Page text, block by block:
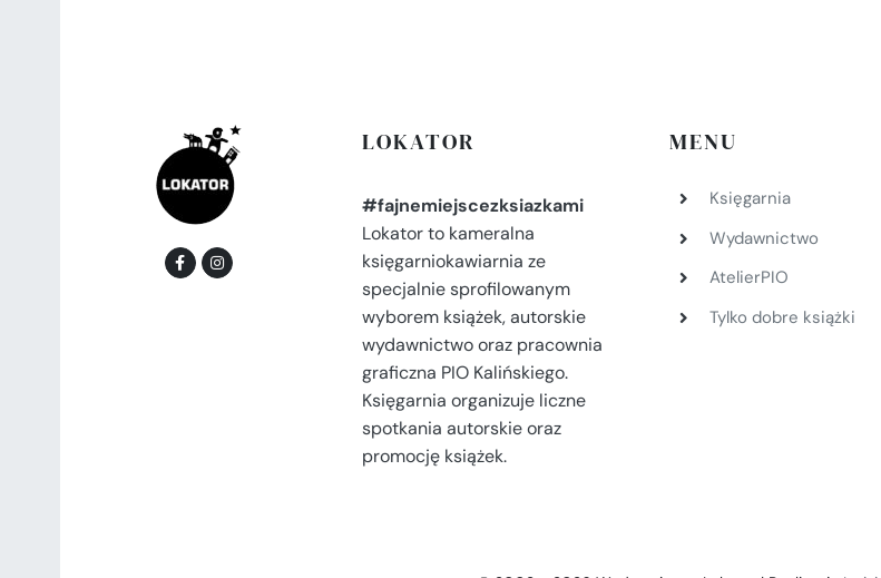
LOKATOR
#fajnemiejscezksiazkami
Lokator to kameralna
księgarniokawiarnia ze
specjalnie sprofilowanym
wyborem książek, autorskie
wydawnictwo oraz pracownia
graficzna PIO Kalińskiego.
Księgarnia organizuje liczne
spotkania autorskie oraz
promocję książek.
MENU
Księgarnia
Wydawnictwo
AtelierPIO
Tylko dobre książki